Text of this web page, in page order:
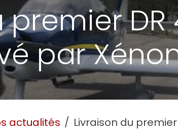
premier
par
actualités Livraison du premier DR 400